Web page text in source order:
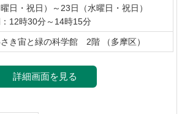
曜日・祝日）～23日（水曜日・祝日）
12時30分～14時15分
き宙と緑の科学館 2階 （多摩区）
詳細画面を見る